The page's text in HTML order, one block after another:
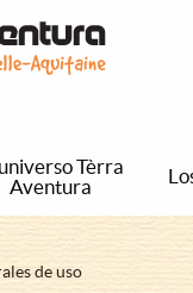
Tèrra
Aventura
de uso